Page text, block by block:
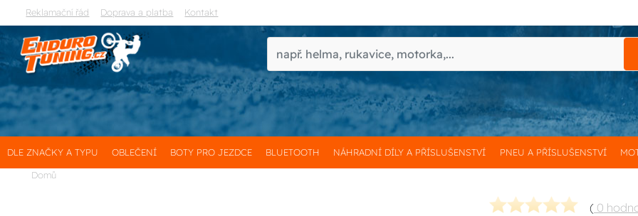
Reklamační řád Doprava a platba Kontakt
DLE ZNAČKY A TYPU OBLEČENÍ BOTY PRO JEZDCE BLUETOOTH NÁHRADNÍ DÍLY A PŘÍSLUŠENSTVÍ PNEU A PŘÍSLUŠENSTVÍ
Domů
( 0